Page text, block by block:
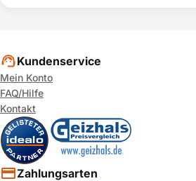
Kundenservice
Mein Konto
FAQ/Hilfe
Kontakt
Zahlungsarten